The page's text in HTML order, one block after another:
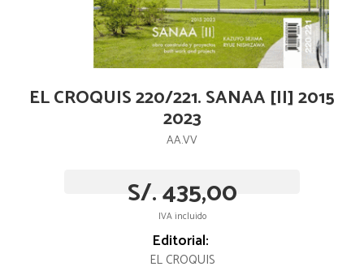
EL CROQUIS 220/221. SANAA [II] 2015
2023
AA.VV
S/. 435,00
IVA incluido
Editorial:
EL CROQUIS